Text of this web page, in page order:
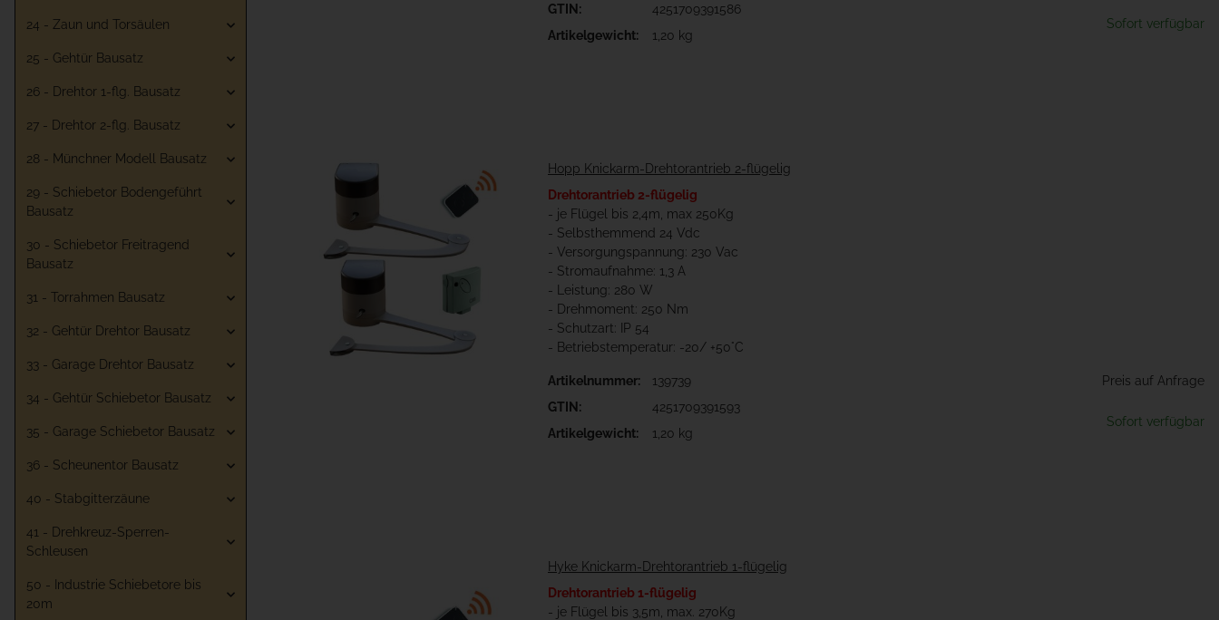
GTIN:
4251709391586
Artikelgewicht:
1,20 kg
Sofort verfügbar
Hopp Knickarm-Drehtorantrieb 2-flügelig
Drehtorantrieb 2-flügelig
- je Flügel bis 2,4m, max 250Kg
- Selbsthemmend 24 Vdc
- Versorgungspannung: 230 Vac
- Stromaufnahme: 1,3 A
- Leistung: 280 W
- Drehmoment: 250 Nm
- Schutzart: IP 54
- Betriebstemperatur: -20/ +50°C
Artikelnummer:
139739
GTIN:
4251709391593
Artikelgewicht:
1,20 kg
Preis auf Anfrage
Sofort verfügbar
Hyke Knickarm-Drehtorantrieb 1-flügelig
Drehtorantrieb 1-flügelig
- je Flügel bis 3,5m, max. 270Kg
24 - Zaun und Torsäulen
25 - Gehtür Bausatz
26 - Drehtor 1-flg. Bausatz
27 - Drehtor 2-flg. Bausatz
28 - Münchner Modell Bausatz
29 - Schiebetor Bodengeführt
Bausatz
30 - Schiebetor Freitragend
Bausatz
31 - Torrahmen Bausatz
32 - Gehtür Drehtor Bausatz
33 - Garage Drehtor Bausatz
34 - Gehtür Schiebetor Bausatz
35 - Garage Schiebetor Bausatz
36 - Scheunentor Bausatz
40 - Stabgitterzäune
41 - Drehkreuz-Sperren-
Schleusen
50 - Industrie Schiebetore bis
20m